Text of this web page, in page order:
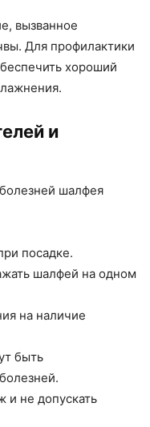
вызванное
Для профилактики
хороший
и
шалфея
посадке.
шалфей на одном
на наличие
быть
и не допускать